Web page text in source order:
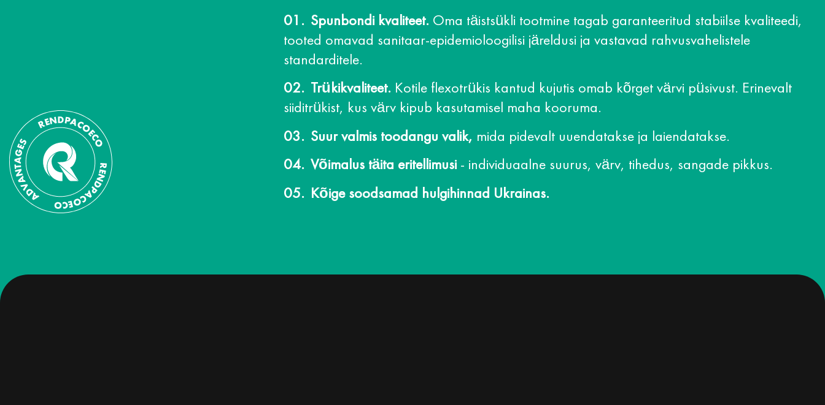
Spunbondi kvaliteet.Oma täistsükli tootmine tagab garanteeritud stabiilse kvaliteedi,
tooted omavad sanitaar-epidemioloogilisi järeldusi ja vastavad rahvusvahelistele
standarditele.
Trükikvaliteet.Kotile flexotrükis kantud kujutis omab kõrget värvi püsivust. Erinevalt
siiditrükist, kus värv kipub kasutamisel maha kooruma.
Suur valmis toodangu valik, mida pidevalt uuendatakse ja laiendatakse.
Võimalus täita eritellimusi- individuaalne suurus, värv, tihedus, sangade pikkus.
Kõige soodsamad hulgihinnad Ukrainas.